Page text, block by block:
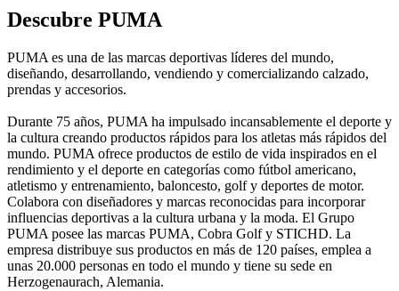
Descubre PUMA
PUMA es una de las marcas deportivas líderes del mundo,
diseñando, desarrollando, vendiendo y comercializando calzado,
prendas y accesorios.
Durante 75 años, PUMA ha impulsado incansablemente el deporte y
la cultura creando productos rápidos para los atletas más rápidos del
mundo. PUMA ofrece productos de estilo de vida inspirados en el
rendimiento y el deporte en categorías como fútbol americano,
atletismo y entrenamiento, baloncesto, golf y deportes de motor.
Colabora con diseñadores y marcas reconocidas para incorporar
influencias deportivas a la cultura urbana y la moda. El Grupo
PUMA posee las marcas PUMA, Cobra Golf y STICHD. La
empresa distribuye sus productos en más de 120 países, emplea a
unas 20.000 personas en todo el mundo y tiene su sede en
Herzogenaurach, Alemania.